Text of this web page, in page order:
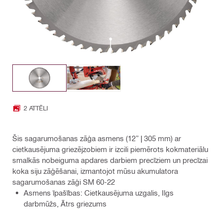
2 ATTĒLI
Šis sagarumošanas zāģa asmens (12” | 305 mm) ar
cietkausējuma griezējzobiem ir izcili piemērots kokmateriālu
smalkās nobeiguma apdares darbiem precīziem un precīzai
koka siju zāģēšanai, izmantojot mūsu akumulatora
sagarumošanas zāģi SM 60-22
Asmens īpašības: Cietkausējuma uzgalis, Ilgs
darbmūžs, Ātrs griezums